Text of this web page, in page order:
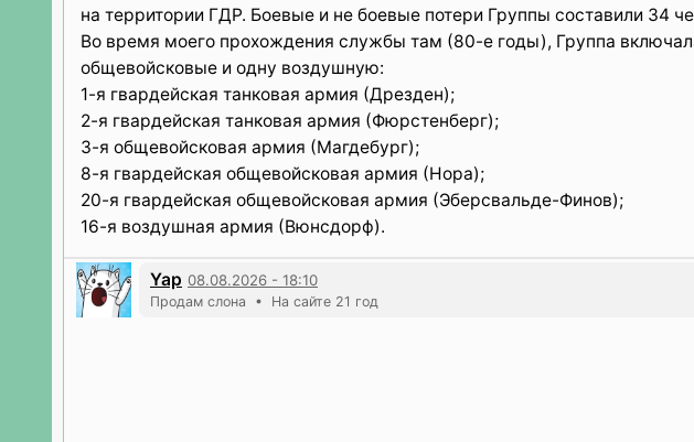
на территории ГДР. Боевые и не боевые потери Группы составили 34
Во время моего прохождения службы там (80-е годы), Группа
общевойсковые и одну воздушную:
1-я гвардейская танковая армия (Дрезден);
2-я гвардейская танковая армия (Фюрстенберг);
3-я общевойсковая армия (Магдебург);
8-я гвардейская общевойсковая армия (Нора);
20-я гвардейская общевойсковая армия (Эберсвальде-Финов);
16-я воздушная армия (Вюнсдорф).
Yap 08.08.2026 - 18:10
Продам слона • На сайте 21 год